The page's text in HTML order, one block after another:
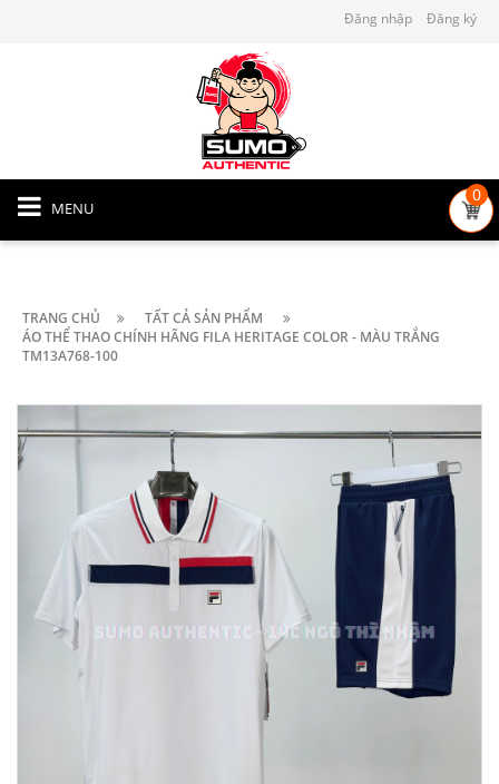
Đăng nhập Đăng ký
MENU
0
TRANG CHỦ
TẤT CẢ SẢN PHẨM
ÁO THỂ THAO CHÍNH HÃNG FILA HERITAGE COLOR - MÀU TRẮNG
TM13A768-100